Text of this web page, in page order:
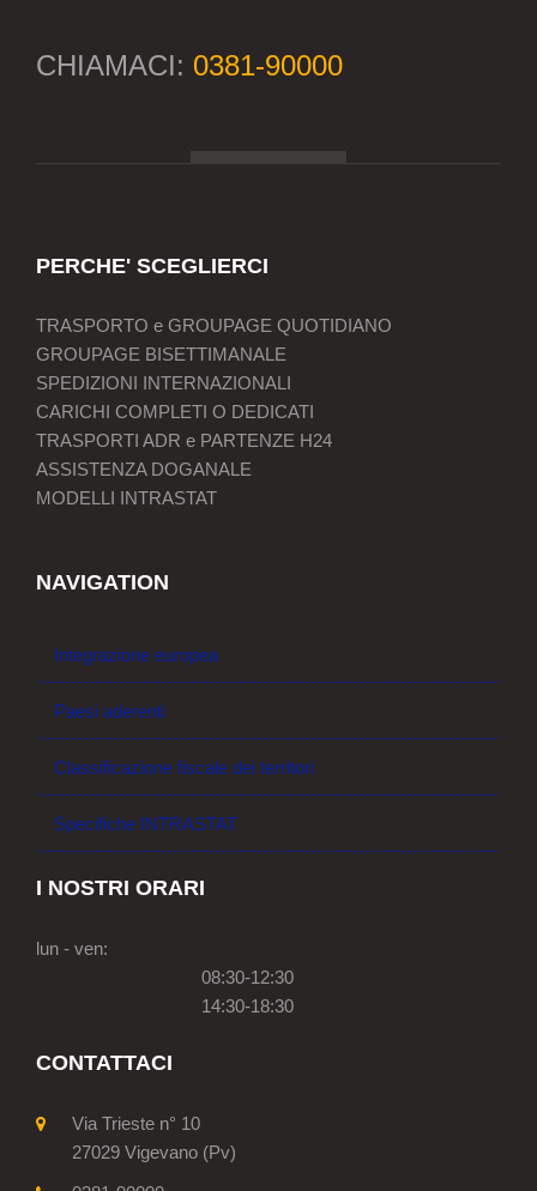
CHIAMACI: 0381-90000
PERCHE' SCEGLIERCI
TRASPORTO e GROUPAGE QUOTIDIANO
GROUPAGE BISETTIMANALE
SPEDIZIONI INTERNAZIONALI
CARICHI COMPLETI O DEDICATI
TRASPORTI ADR e PARTENZE H24
ASSISTENZA DOGANALE
MODELLI INTRASTAT
NAVIGATION
Integrazione europea
Paesi aderenti
Classificazione fiscale dei territori
Specifiche INTRASTAT
I NOSTRI ORARI
lun - ven:
08:30-12:30
14:30-18:30
CONTATTACI
Via Trieste n° 10
27029 Vigevano (Pv)